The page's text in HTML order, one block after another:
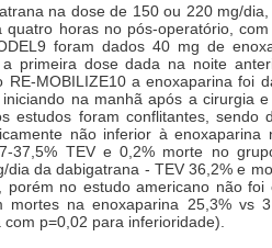
na dose de 150 ou 220 mg/
quatro horas no pós-operatório,
foram dados 40 mg de
primeira dose dada na noite
RE-MOBILIZE10 a enoxaparina foi
na manhã após a cirurgia
estudos foram conflitantes, sendo
não inferior à enoxaparina
37,5% TEV e 0,2% morte no
dia da dabigatrana - TEV 36,2% e
porém no estudo americano não foi
mortes na enoxaparina 25,3% vs
p=0,02 para inferioridade).